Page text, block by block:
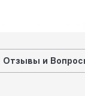
Отзывы и